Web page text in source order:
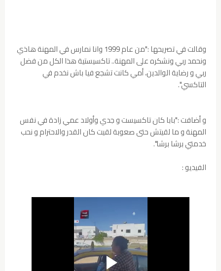
وقالت في تصريحها :"من عام 1999 وانا نمارس في المهنة هاذي
ونحمد ربي ونشكره على المهنة.. تاكسيستية هذا الكل من فضل
ربي و رضاية الوالدين، أمي كانت تشجع فيا باش نخدم في
التاكسي".
و أضافت :"بابا كان تاكسيست و جدي وأولاد عمي زادة في نفس
المهنة و ما لقيتش حتى صعوبة لقيت كان القدر والاحترام و نحب
خدمتي برشا برشا".
الفيديو :